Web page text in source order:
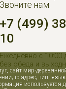
Звоните нам:
+7 (499)
10
Ежедневно с 10:00
без обеда и
сайт мир-
ip-адрес; тип,
используется